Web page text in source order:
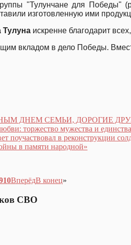
"Тулунчане для Победы"
изготовленную ими
Тулуна искренне благодарит
вкладом в дело Победы.
ДНЕМ СЕМЬИ, ДОРОГИЕ
торжество мужества и единства
поучаствовал в реконструкции
в памяти народной»
10ВперёдВ конец»
СВО